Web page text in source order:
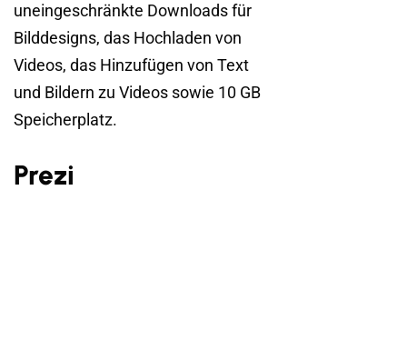
uneingeschränkte Downloads für
Bilddesigns, das Hochladen von
Videos, das Hinzufügen von Text
und Bildern zu Videos sowie 10 GB
Speicherplatz.
Prezi